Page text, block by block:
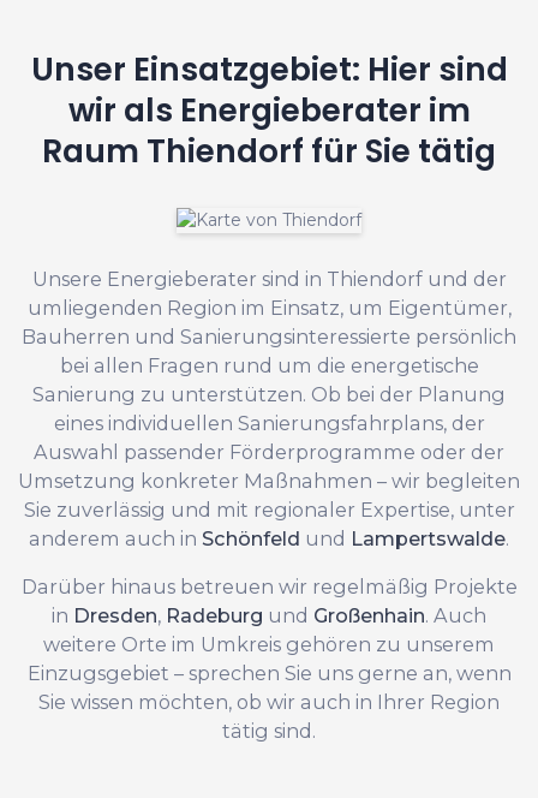
Unser Einsatzgebiet: Hier sind
wir als Energieberater im
Raum Thiendorf für Sie tätig
Unsere Energieberater sind in Thiendorf und der
umliegenden Region im Einsatz, um Eigentümer,
Bauherren und Sanierungsinteressierte persönlich
bei allen Fragen rund um die energetische
Sanierung zu unterstützen. Ob bei der Planung
eines individuellen Sanierungsfahrplans, der
Auswahl passender Förderprogramme oder der
Umsetzung konkreter Maßnahmen – wir begleiten
Sie zuverlässig und mit regionaler Expertise, unter
anderem auch in Schönfeld und Lampertswalde.
Darüber hinaus betreuen wir regelmäßig Projekte
in Dresden, Radeburg und Großenhain. Auch
weitere Orte im Umkreis gehören zu unserem
Einzugsgebiet – sprechen Sie uns gerne an, wenn
Sie wissen möchten, ob wir auch in Ihrer Region
tätig sind.